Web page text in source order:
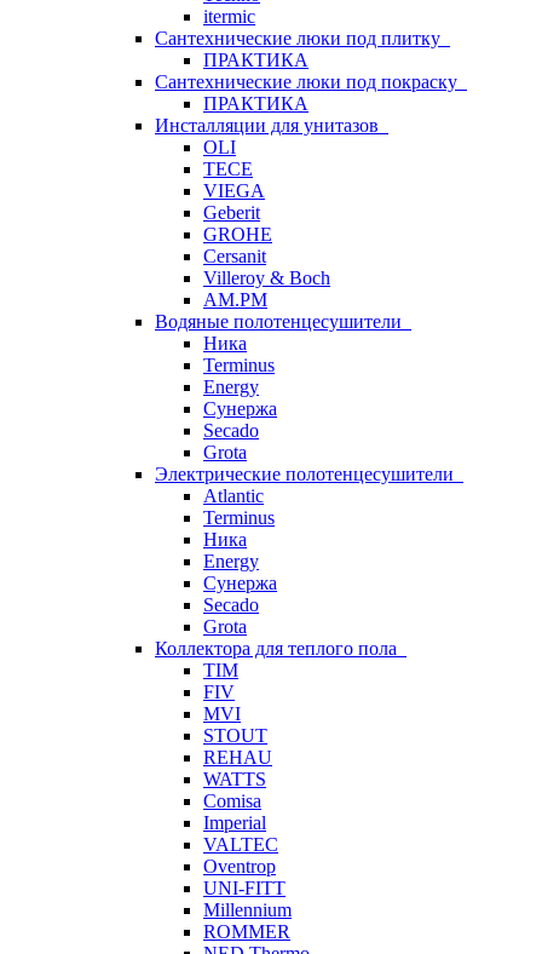
itermic
Сантехнические люки под плитку
ПРАКТИКА
Сантехнические люки под покраску
ПРАКТИКА
Инсталляции для унитазов
OLI
TECE
VIEGA
Geberit
GROHE
Cersanit
Villeroy & Boch
AM.PM
Водяные полотенцесушители
Ника
Terminus
Energy
Сунержа
Secado
Grota
Электрические полотенцесушители
Atlantic
Terminus
Ника
Energy
Сунержа
Secado
Grota
Коллектора для теплого пола
TIM
FIV
MVI
STOUT
REHAU
WATTS
Comisa
Imperial
VALTEC
Oventrop
UNI-FITT
Millennium
ROMMER